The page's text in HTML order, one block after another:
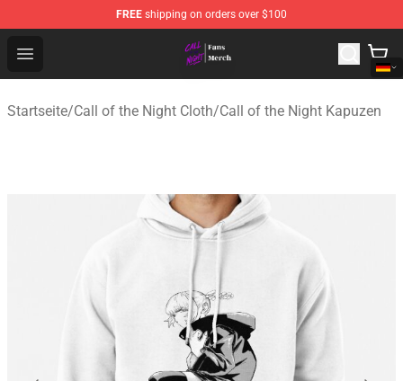
FREE shipping on orders over $100
Open menu
Call of the Night Store - Official Call of the Night
Startseite/Call of the Night Cloth/Call of the Night Kapuzen